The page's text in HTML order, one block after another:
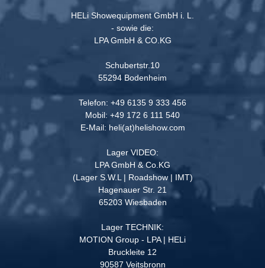
HELi Showequipment GmbH i. L.
- sowie die:
LPA GmbH & CO.KG
Schubertstr.10
55294 Bodenheim
Telefon: +49 6135 9 333 456
Mobil: +49 172 6 111 540
E-Mail: heli(at)helishow.com
Lager VIDEO:
LPA GmbH & Co.KG
(Lager S.W.L | Roadshow | IMT)
Hagenauer Str. 21
65203 Wiesbaden
Lager TECHNIK:
MOTION Group - LPA | HELi
Bruckleite 12
90587 Veitsbronn